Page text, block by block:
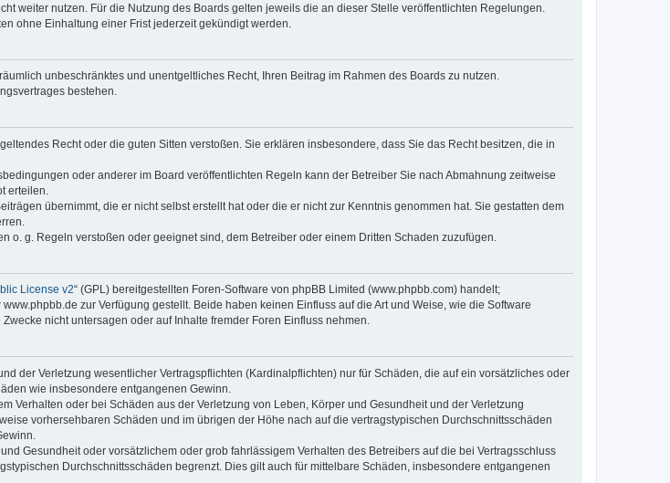
weiter nutzen. Für die Nutzung des Boards gelten jeweils die an dieser Stelle veröffentlichten Regelungen.
ohne Einhaltung einer Frist jederzeit gekündigt werden.
unbeschränktes und unentgeltliches Recht, Ihren Beitrag im Rahmen des Boards zu nutzen.
bestehen.
Recht oder die guten Sitten verstoßen. Sie erklären insbesondere, dass Sie das Recht besitzen, die in
oder anderer im Board veröffentlichten Regeln kann der Betreiber Sie nach Abmahnung zeitweise
erteilen.
übernimmt, die er nicht selbst erstellt hat oder die er nicht zur Kenntnis genommen hat. Sie gestatten dem
g. Regeln verstoßen oder geeignet sind, dem Betreiber oder einem Dritten Schaden zuzufügen.
License v2“ (GPL) bereitgestellten Foren-Software von phpBB Limited (www.phpbb.com) handelt;
zur Verfügung gestellt. Beide haben keinen Einfluss auf die Art und Weise, wie die Software
nicht untersagen oder auf Inhalte fremder Foren Einfluss nehmen.
der Verletzung wesentlicher Vertragspflichten (Kardinalpflichten) nur für Schäden, die auf ein vorsätzliches oder
wie insbesondere entgangenen Gewinn.
Verhalten oder bei Schäden aus der Verletzung von Leben, Körper und Gesundheit und der Verletzung
vorhersehbaren Schäden und im übrigen der Höhe nach auf die vertragstypischen Durchschnittsschäden
Gesundheit oder vorsätzlichem oder grob fahrlässigem Verhalten des Betreibers auf die bei Vertragsschluss
Durchschnittsschäden begrenzt. Dies gilt auch für mittelbare Schäden, insbesondere entgangenen